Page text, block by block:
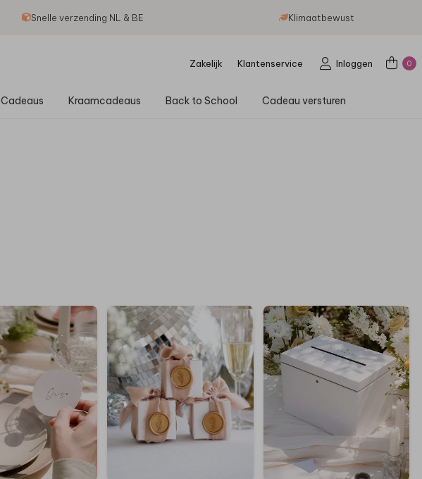
Snelle verzending NL & BE Klimaatbewust
Zakelijk Klantenservice Inloggen 0
Cadeaus Kraamcadeaus Back to School Cadeau versturen